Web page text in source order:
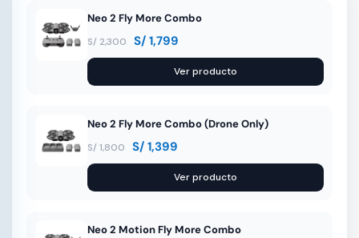
Neo 2 Fly More Combo
S/ 2,300 S/ 1,799
Ver producto
Neo 2 Fly More Combo (Drone Only)
S/1,800 S/ 1,399
Ver producto
Neo 2 Motion Fly More Combo